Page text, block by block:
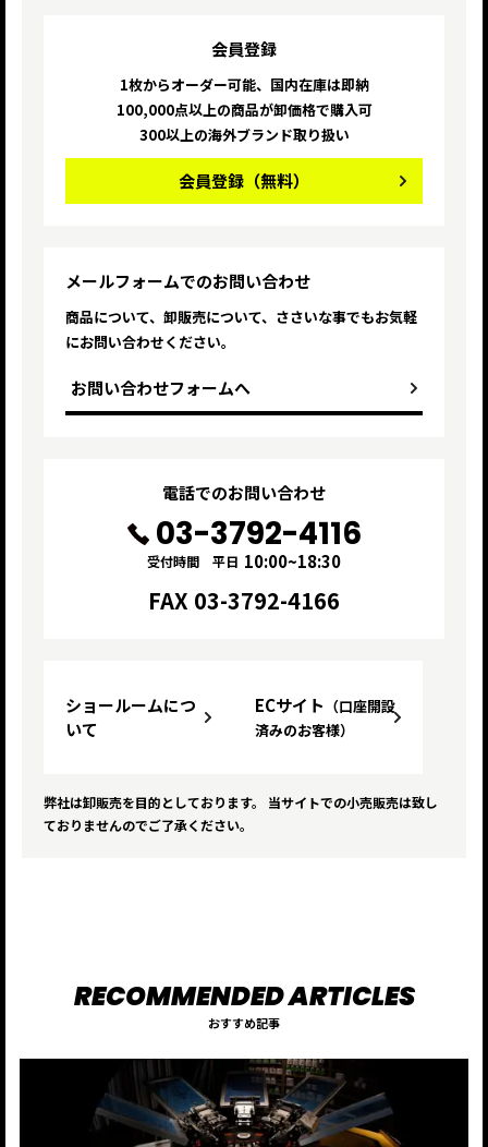
会員登録
1枚からオーダー可能、国内在庫は即納
100,000点以上の商品が卸価格で購入可
300以上の海外ブランド取り扱い
会員登録 （無料）
メールフォームでのお問い合わせ
商品について、卸販売について、ささいな事でもお気軽
にお問い合わせください。
お問い合わせフォームへ
電話でのお問い合わせ
03-3792-4116
受付時間 平日 10:00~18:30
FAX 03-3792-4166
ショールームにつ
いて
ECサイト （口座開設
済みのお客様）
弊社は卸販売を目的としております。 当サイトでの小売販売は致し
ておりませんのでご了承ください。
おすすめ記事